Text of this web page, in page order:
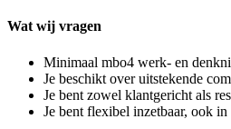
Wat wij vragen
Minimaal mbo4 werk- en
Je beschikt over uitstekende
Je bent zowel klantgericht als
Je bent flexibel inzetbaar, ook